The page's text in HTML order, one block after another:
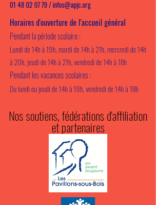
01 48 02 07 79/infos@apjc.org
Horaires d'ouverture de l'accueil général
Pendant la période scolaire :
Lundi de 14h à 19h, mardi de 14h à 21h, mercredi de 14h
à 20h, jeudi de 14h à 21h, vendredi de 14h à 18h
Pendant les vacances scolaires :
Du lundi eu jeudi de 14h à 19h, vendredi de 14h à 18h
Nos soutiens, fédérations d'affiliation
et partenaires